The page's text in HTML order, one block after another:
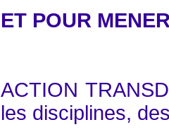
ET POUR
ACTION
les disciplines,